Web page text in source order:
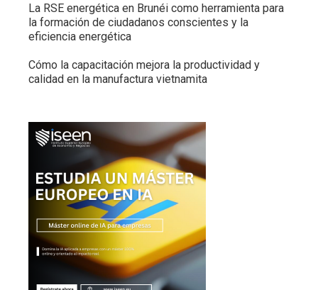
La RSE energética en Brunéi como herramienta para
la formación de ciudadanos conscientes y la
eficiencia energética
Cómo la capacitación mejora la productividad y
calidad en la manufactura vietnamita